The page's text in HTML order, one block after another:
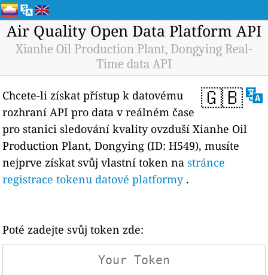
Air Quality Open Data Platform API
Xianhe Oil Production Plant, Dongying Real-
Time data API
🇬🇧
Chcete-li získat přístup k datovému
rozhraní API pro data v reálném čase
pro stanici sledování kvality ovzduší Xianhe Oil
Production Plant, Dongying (ID: H549), musíte
nejprve získat svůj vlastní token nastránce
registrace tokenu datové platformy.
Poté zadejte svůj token zde: